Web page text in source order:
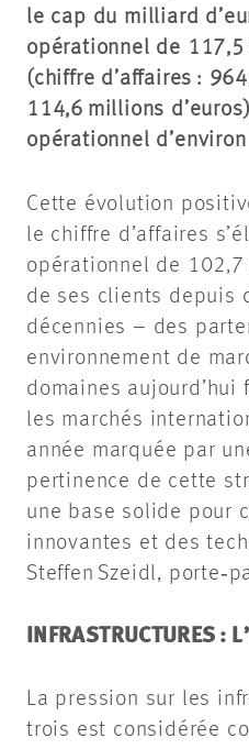
le cap du milliard
opérationnel de 117,5
(chiffre d’affaires :
114,6 millions
opérationnel
Cette évolution
le chiffre d’affaires
opérationnel de 102,7
de ses clients depuis
décennies – des
environnement de
domaines
les marchés
année marquée par
pertinence de cette
une base solide pour
innovantes et des
Steffen Szeidl,
INFRASTRUCTURES :
La pression sur les
trois est considérée